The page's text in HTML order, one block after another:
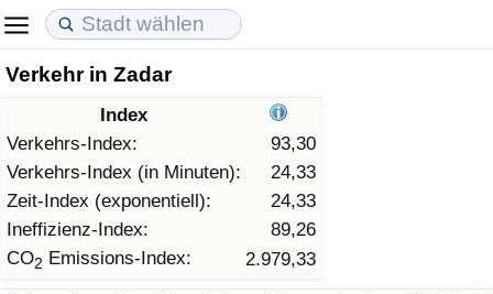
Verkehr in Zadar
Index
Verkehrs-Index:
93,30
Verkehrs-Index (in Minuten):
24,33
Zeit-Index (exponentiell):
24,33
Ineffizienz-Index:
89,26
CO2 Emissions-Index: 2.979,33
Lebenshaltungskosten
Lebenshaltungskosten-Index (aktuell)
Lebenshaltungskosten-Index
Lebenshaltungskosten-Index nach Land
Immobilienpreise
Immobilienpreis-Index (aktuell)
Immobilienpreis-Index
Immobilienpreis-Index nach Land
Lebensqualität
Lebensqualität-Index
Lebensqualität-Index (aktuell)
Lebensqualitätsindex nach Land